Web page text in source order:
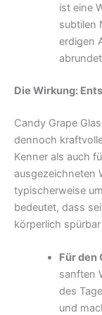
ist eine
subtilen
erdigen
Die Wirkung:
Candy Grape
dennoch
Kenner als auch
ausgezeichneten
typischerweise
bedeutet, dass
körperlich
Für den
sanften
des
und